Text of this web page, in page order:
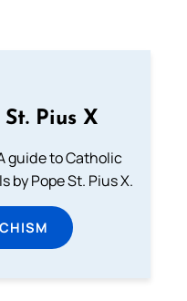
Pius X
guide to Catholic
Pope St. Pius X.